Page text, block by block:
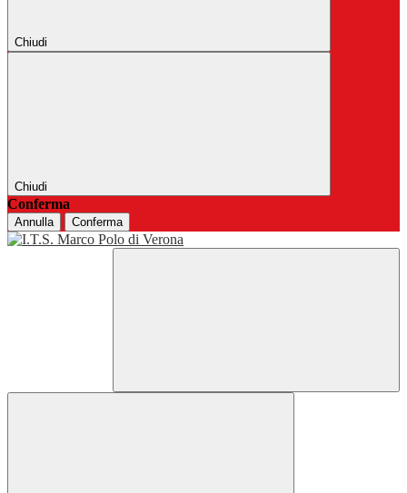
Chiudi
Chiudi
Conferma
Annulla Conferma